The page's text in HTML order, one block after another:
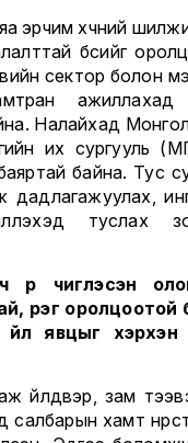
эрчим хүчний
бүсийг
сектор болон
Налайхад
их сургууль
байна. Тус
дадлагажуулах,
туслах
чиглэсэн
үүрэг оролцоотой
явцыг хэрхэн
үйлдвэр, зам
хамт